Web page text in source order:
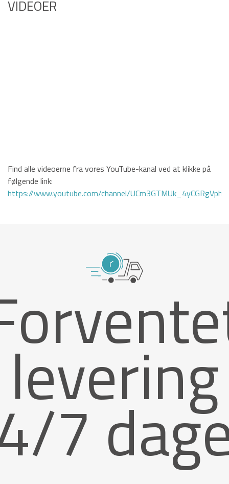
VIDEOER
Find alle videoerne fra vores YouTube-kanal ved at klikke på
følgende link:
https://www.youtube.com/channel/
levering
7